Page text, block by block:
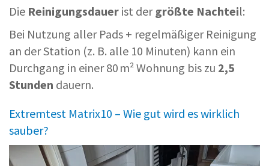
Die Reinigungsdauer ist der größte Nachteil:
Bei Nutzung aller Pads + regelmäßiger Reinigung
an der Station (z. B. alle 10 Minuten) kann ein
Durchgang in einer 80 m² Wohnung bis zu 2,5
Stunden dauern.
Extremtest Matrix10 – Wie gut wird es wirklich
sauber?